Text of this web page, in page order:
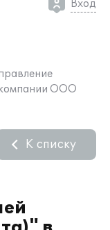
Вход
компании ООО
К списку